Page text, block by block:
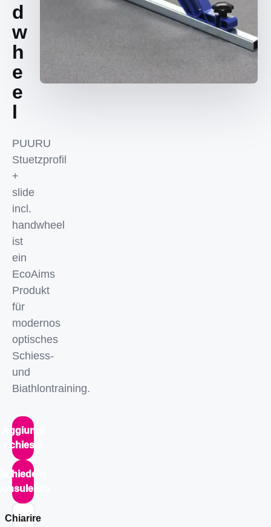
d
w
h
e
e
l
PUURU
Stuetzprofil
+
slide
incl.
handwheel
ist
ein
EcoAims
Produkt
für
modernos
optisches
Schiess-
und
Biathlontraining.
Aggiungi
richiesta
Chiarire